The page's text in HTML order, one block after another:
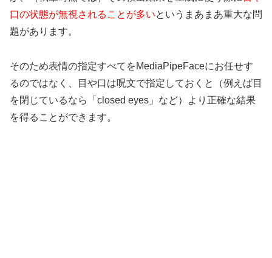
口の状態が無視されることが多いというまあまあ重大な問
題があります。
そのため表情の指定すべてをMediaPipeFaceにお任せす
るのではなく、目や口は呪文で指定しておくと（例えば目
を閉じているなら「closed eyes」など）より正確な結果
を得ることができます。